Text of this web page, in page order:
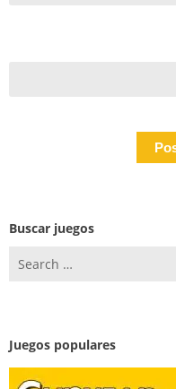
Buscar juegos
for:
Juegos populares